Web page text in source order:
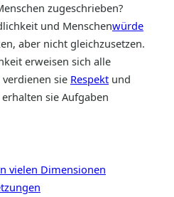
zugeschrieben?
und Menschenwürde
aber nicht gleichzusetzen.
erweisen sich alle
verdienen sie Respekt und
erhalten sie Aufgaben
vielen Dimensionen